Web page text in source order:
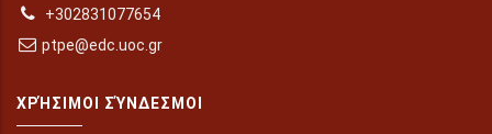
+302831077654
ptpe@edc.uoc.gr
ΧΡΉΣΙΜΟΙ ΣΎΝΔΕΣΜΟΙ